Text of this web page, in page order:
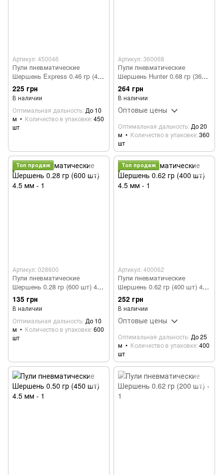
Артикул: 450046
Пули пневматические
Шершень Express 0.46 гр (450
шт) 4.5 мм
225 грн
В наличии
Оптимальная дальность До 10
м
Количество в упаковке 450
шт
Артикул: 360068
Пули пневматические
Шершень Hunter 0.68 гр (360
шт) 4.5 мм
264 грн
В наличии
Оптовые цены
Оптимальная дальность До 20
м
Количество в упаковке 360
шт
Топ продаж
Артикул: 028600
Пули пневматические
Шершень 0.28 гр (600 шт) 4.5
мм
135 грн
В наличии
Оптимальная дальность До 10
м
Количество в упаковке 600
шт
Топ продаж
Артикул: 400062
Пули пневматические
Шершень 0.62 гр (400 шт) 4.5
мм
252 грн
В наличии
Оптовые цены
Оптимальная дальность До 25
м
Количество в упаковке 400
шт